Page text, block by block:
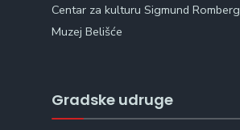
Centar za kulturu Sigmund Romberg
Muzej Belišće
Gradske udruge